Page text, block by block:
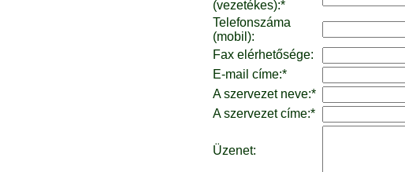
(vezetékes):*
Telefonszáma
(mobil):
Fax elérhetősége:
E-mail címe:*
A szervezet neve:*
A szervezet címe:*
Üzenet: